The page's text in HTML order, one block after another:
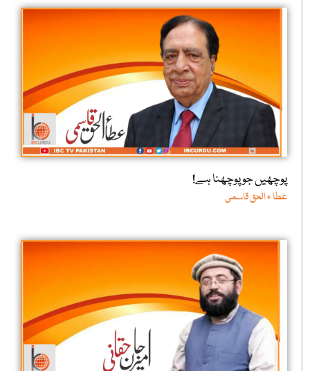
پوچھیں جو پوچھنا ہے!
عطا ء الحق قاسمی